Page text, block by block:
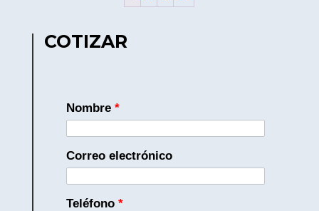
COTIZAR
Nombre *
Correo electrónico
Teléfono *